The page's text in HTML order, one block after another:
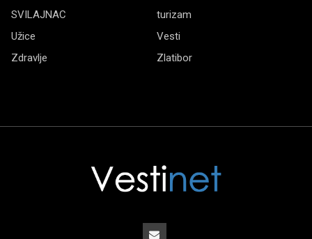
SVILAJNAC
turizam
Užice
Vesti
Zdravlje
Zlatibor